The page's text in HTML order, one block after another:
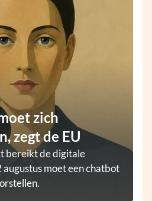
zich
zegt de EU
bereikt de digitale
moet een chatbot